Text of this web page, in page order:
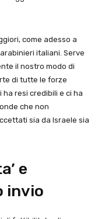
come adesso a
italiani. Serve
il nostro modo di
di tutte le forze
resi credibili e ci ha
che non
sia da Israele sia
e
invio